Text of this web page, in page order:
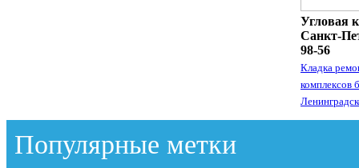
Угловая
Санкт-
98-56
Кладка
комплексов
Популярные метки